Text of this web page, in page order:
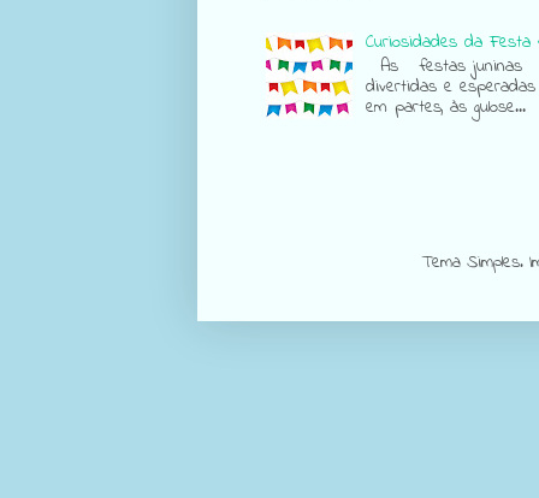
Curiosidades da Festa
As festas juninas
divertidas e
em partes, às gulose...
Tema Simples.